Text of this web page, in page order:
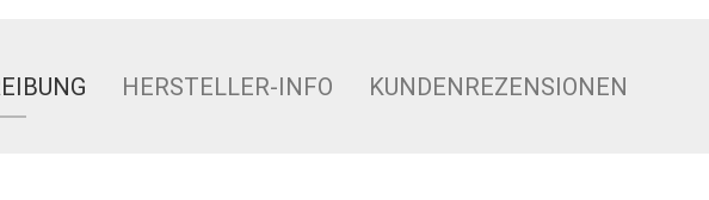
HERSTELLER-INFO KUNDENREZENSIONEN